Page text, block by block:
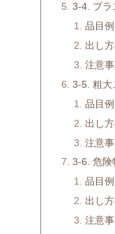
3-4. プラ
品目例
出し
注意
3-5. 粗大
品目例
出し
注意
3-6. 危険
品目例
出し
注意